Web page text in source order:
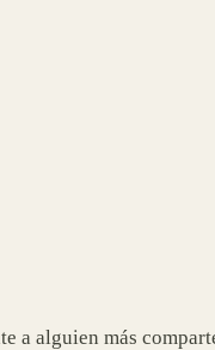
a alguien más